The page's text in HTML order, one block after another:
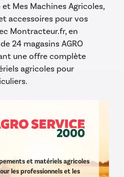
et Mes Machines Agricoles,
accessoires pour vos
Montracteur.fr, en
24 magasins AGRO
une offre complète
agricoles pour
et matériels agricoles
les professionnels et les